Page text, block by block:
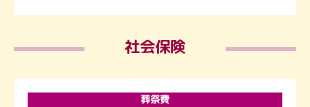
社会保険
葬祭費